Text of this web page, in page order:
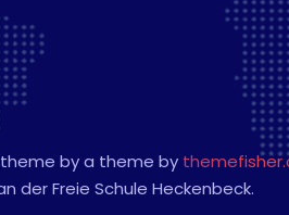
theme by a theme by
der Freie Schule Heckenbeck.